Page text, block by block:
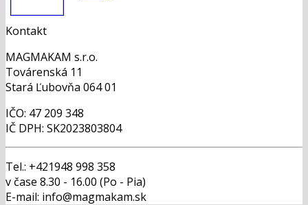
Kontakt
MAGMAKAM s.r.o.
Továrenská 11
Stará Ľubovňa 064 01
IČO: 47 209 348
IČ DPH: SK2023803804
Tel.: +421948 998 358
v čase 8.30 - 16.00 (Po - Pia)
E-mail: info@magmakam.sk